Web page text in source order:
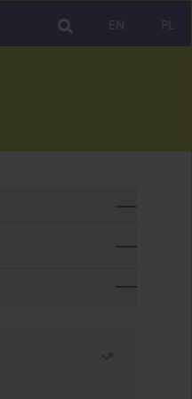
PL
EN